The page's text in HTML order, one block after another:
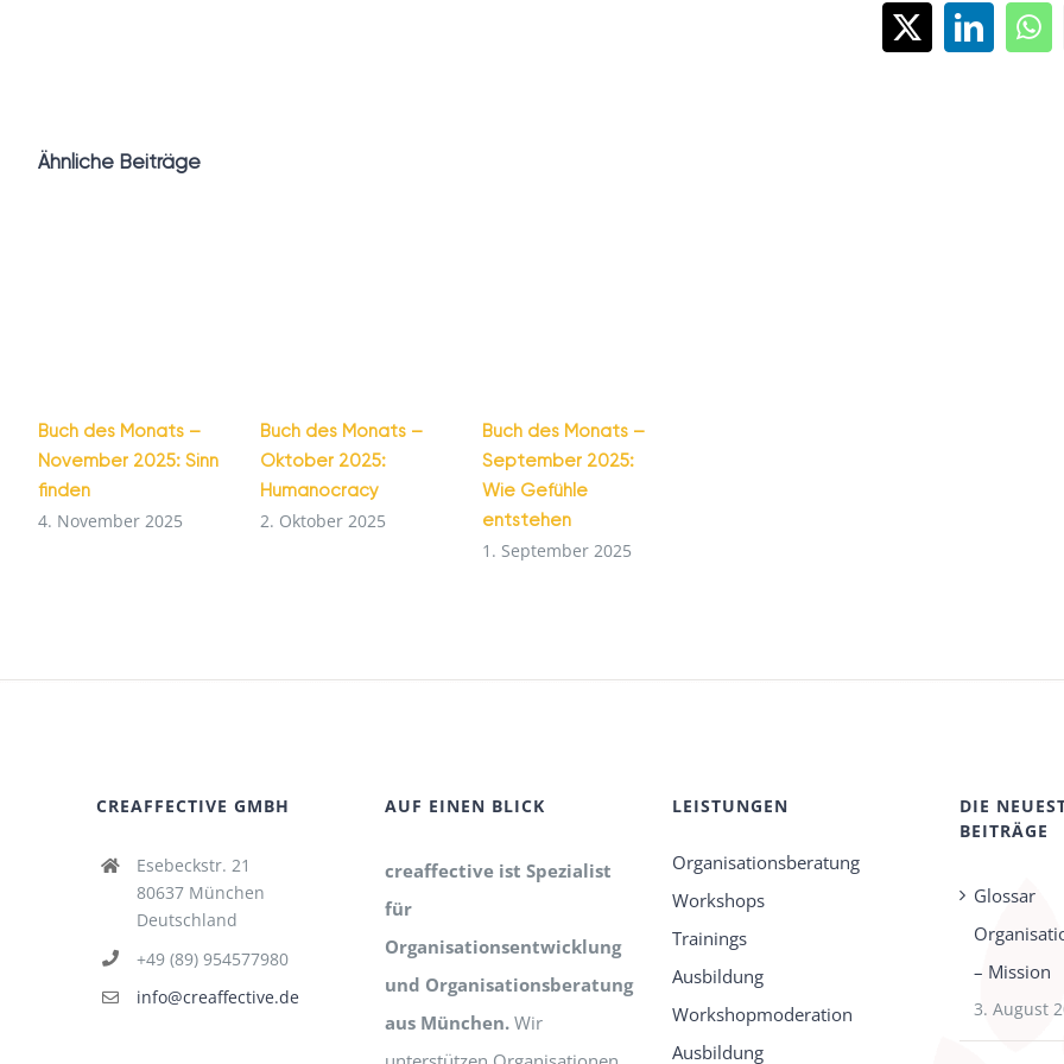
X LinkedIn
Ähnliche Beiträge
Buch des Monats –
November 2025: Sinn
finden
4. November 2025
Buch des Monats –
Oktober 2025:
Humanocracy
2. Oktober 2025
Buch des Monats –
September 2025:
Wie Gefühle
entstehen
1. September 2025
CREAFFECTIVE GMBH
Esebeckstr. 21
80637 München
Deutschland
+49 (89) 954577980
info@creaffective.de
AUF EINEN BLICK
creaffective ist Spezialist
für
Organisationsentwicklung
und Organisationsberatung
aus München.Wir
LEISTUNGEN
Organisationsberatung
Workshops
Trainings
Ausbildung
Workshopmoderation
Ausbildung
DIE
BEITRÄGE
Glossar
– Mission
3. August